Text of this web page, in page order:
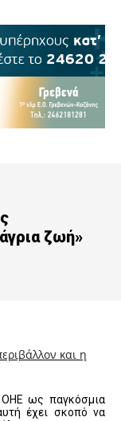
ζωή»
και η
ΟΗΕ ως παγκόσμια
έχει σκοπό να